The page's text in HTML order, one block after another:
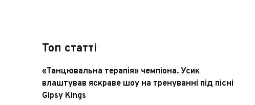
Топ статті
«Танцювальна терапія» чемпіона. Усик
влаштував яскраве шоу на тренуванні під пісні
Gipsy Kings